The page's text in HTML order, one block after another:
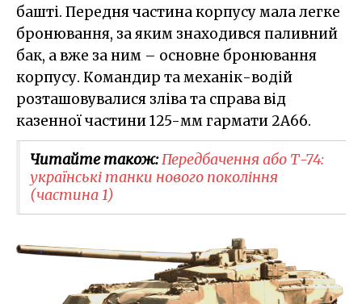
башті. Передня частина корпусу мала легке
бронювання, за яким знаходився паливний
бак, а вже за ним – основне бронювання
корпусу. Командир та механік-водій
розташовувалися зліва та справа від
казенної частини 125-мм гармати 2А66.
Читайте також:Передбачення або Т-74:
українські танки нового покоління
(частина 1)